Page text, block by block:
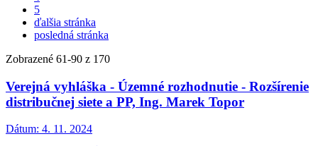
5
ďalšia stránka
posledná stránka
Zobrazené 61-90 z 170
Verejná vyhláška - Územné rozhodnutie - Rozšírenie
distribučnej siete a PP, Ing. Marek Topor
Dátum: 4. 11. 2024